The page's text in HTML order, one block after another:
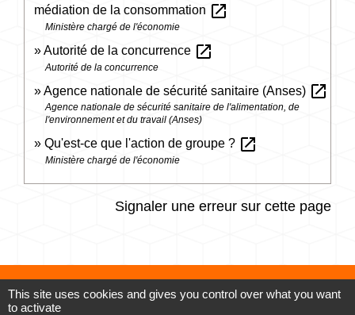
médiation de la consommation open_in_new
Ministère chargé de l'économie
Autorité de la concurrence open_in_new
Autorité de la concurrence
Agence nationale de sécurité sanitaire (Anses) open_in_new
Agence nationale de sécurité sanitaire de l'alimentation, de
l'environnement et du travail (Anses)
Qu'est-ce que l'action de groupe ? open_in_new
Ministère chargé de l'économie
Signaler une erreur sur cette page
Contacts
This site uses cookies and gives you control over what you want
to activate